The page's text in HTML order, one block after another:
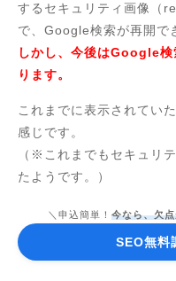
するセキュリティ画像（
で、Google検索が再開で
しかし、今後はGoogle
ります。
これまでに表示されてい
感じです。
（※これまでもセキュリ
たようです。）
＼申込簡単！ 今なら、欠
SEO無料